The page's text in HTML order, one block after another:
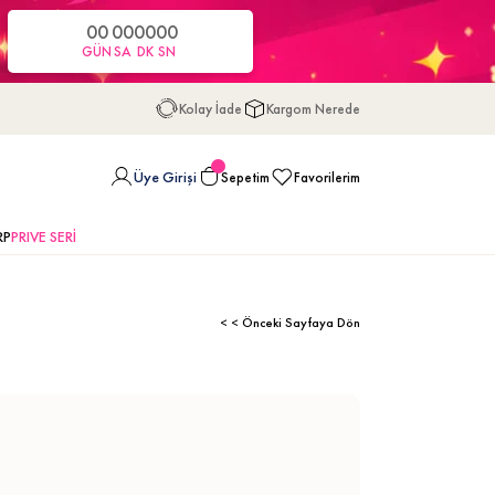
00
GÜN
00
SA
00
DK
00
SN
Kolay İade Kargom Nerede
Üye Girişi Sepetim Favorilerim
PRIVE SERİ
< < Önceki Sayfaya Dön